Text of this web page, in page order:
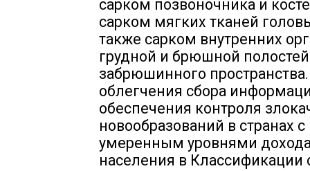
сарком позвоночника и
сарком мягких тканей
также сарком внутренних
грудной и брюшной
забрюшинного
облегчения сбора
обеспечения контроля
новообразований в странах
умеренным уровнями
населения в Классификации